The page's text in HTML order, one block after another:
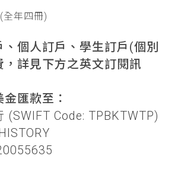
全年四冊)
個人訂戶、學生訂戶(個別
，詳見下方之英文訂閱訊
匯款至：
(SWIFT Code: TPBKTWTP)